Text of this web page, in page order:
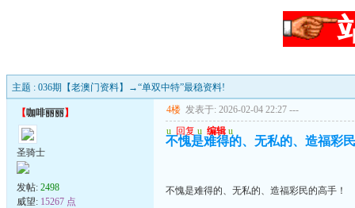
主题 : 036期【老澳门资料】→“单双中特”最稳资料!
【咖啡丽丽】
圣骑士
发帖: 2498
威望: 15267 点
4楼 发表于: 2026-02-04 22:27 ---
u 回复 u 编辑 u
不愧是难得的、无私的、造福彩
不愧是难得的、无私的、造福彩民的高手！